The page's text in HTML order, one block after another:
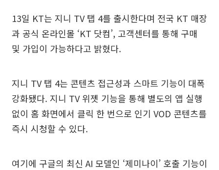
13일 KT는 지니 TV 탭 4를 출시한다며 전국 KT 매장
과 공식 온라인몰 ‘KT 닷컴’, 고객센터를 통해 구매
및 가입이 가능하다고 밝혔다.
지니 TV 탭 4는 콘텐츠 접근성과 스마트 기능이 대폭
강화됐다. 지니 TV 위젯 기능을 통해 별도의 앱 실행
없이 홈 화면에서 클릭 한 번으로 인기 VOD 콘텐츠를
즉시 시청할 수 있다.
여기에 구글의 최신 AI 모델인 ‘제미나이’ 호출 기능이